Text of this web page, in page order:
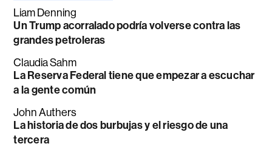
Liam Denning
Un Trump acorralado podría volverse contra las
grandes petroleras
Claudia Sahm
La Reserva Federal tiene que empezar a escuchar
a la gente común
John Authers
La historia de dos burbujas y el riesgo de una
tercera